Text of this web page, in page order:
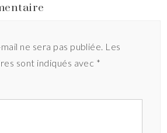
ne sera pas publiée. Les
sont indiqués avec *